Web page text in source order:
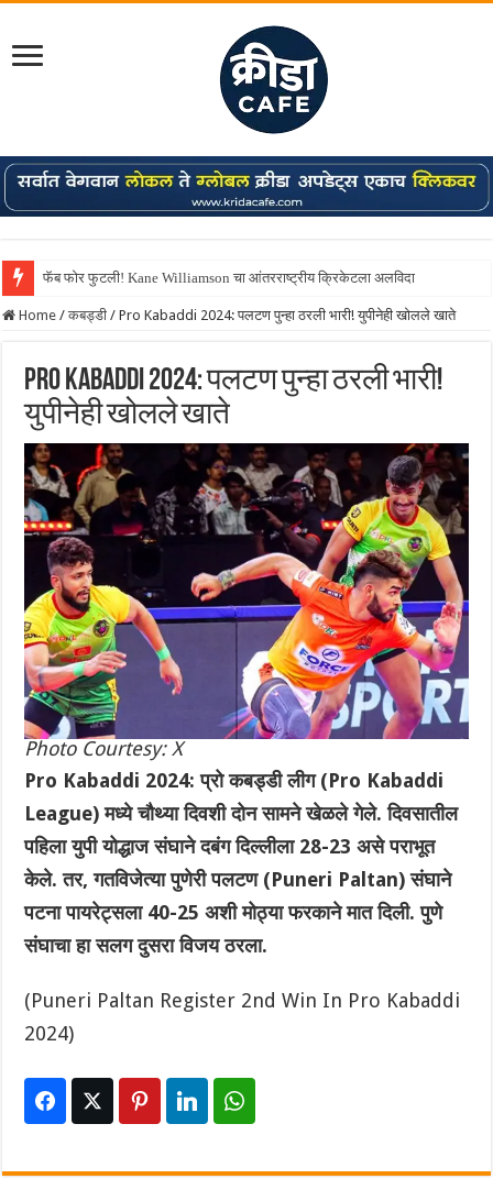
फॅब फोर फुटली! Kane Williamson चा आंतरराष्ट्रीय क्रिकेटला अलविदा
Home / कबड्डी / Pro Kabaddi 2024: पलटण पुन्हा ठरली भारी! युपीनेही खोलले खाते
Pro Kabaddi 2024: पलटण पुन्हा ठरली भारी!
युपीनेही खोलले खाते
Photo Courtesy: X
Pro Kabaddi 2024: प्रो कबड्डी लीग (Pro Kabaddi
League) मध्ये चौथ्या दिवशी दोन सामने खेळले गेले. दिवसातील
पहिला युपी योद्धाज संघाने दबंग दिल्लीला 28-23 असे पराभूत
केले. तर, गतविजेत्या पुणेरी पलटण (Puneri Paltan) संघाने
पटना पायरेट्सला 40-25 अशी मोठ्या फरकाने मात दिली. पुणे
संघाचा हा सलग दुसरा विजय ठरला.
(Puneri Paltan Register 2nd Win In Pro Kabaddi
2024)